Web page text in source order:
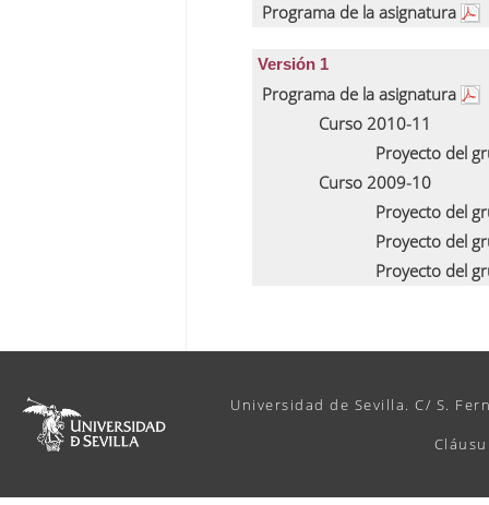
Programa de la asignatura
Versión 1
Programa de la asignatura
Curso 2010-11
Proyecto del
Curso 2009-10
Proyecto del
Proyecto del
Proyecto del
Universidad de Sevilla. C/ S.